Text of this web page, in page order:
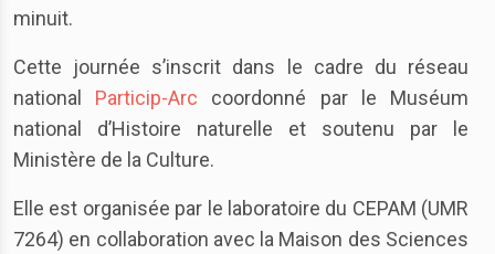
minuit.
Cette journée s’inscrit dans le cadre du réseau
national Particip-Arc coordonné par le Muséum
national d’Histoire naturelle et soutenu par le
Ministère de la Culture.
Elle est organisée par le laboratoire du CEPAM (UMR
7264) en collaboration avec la Maison des Sciences